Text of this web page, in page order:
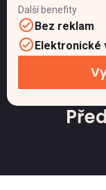
Další benefity
Bez reklam
Elektronické